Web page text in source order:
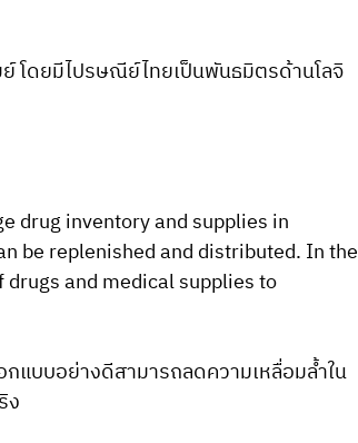
โดยมีไปรษณีย์ไทยเป็นพันธมิตรด้านโลจิ
drug inventory and supplies in
be replenished and distributed. In the
and medical supplies to
กแบบอย่างดีสามารถลดความเหลื่อมล้ำใน
ง